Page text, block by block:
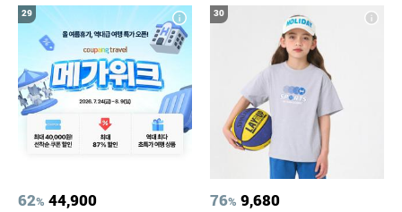
29
62% 44,900
30
76% 9,680